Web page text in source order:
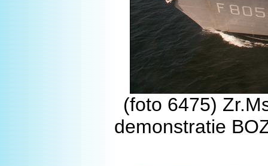
(foto 6475)
demonstratie